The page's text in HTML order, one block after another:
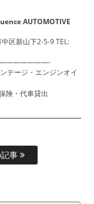
AUTOMOTIVE
区新山下2-5-9TEL:
テージ・エンジンオイ
険・代車貸出
事